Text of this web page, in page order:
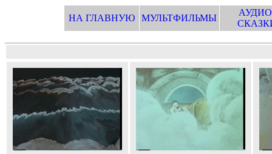
НА ГЛАВНУЮ МУЛЬТФИЛЬМЫ